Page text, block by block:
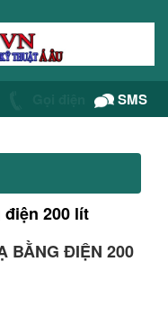
SMS
điện 200 lít
BẰNG ĐIỆN 200